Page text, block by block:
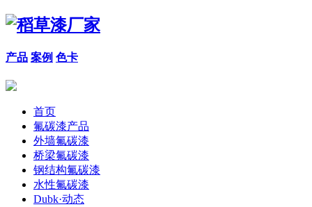
产品 案例 色卡
首页
氟碳漆产品
外墙氟碳漆
桥梁氟碳漆
钢结构氟碳漆
水性氟碳漆
Dubk·动态